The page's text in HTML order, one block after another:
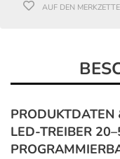
AUF DEN
LED-TREIBER